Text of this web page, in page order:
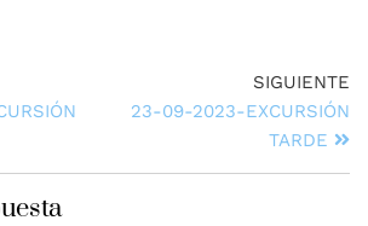
SIGUIENTE
23-09-2023-EXCURSIÓN
TARDE